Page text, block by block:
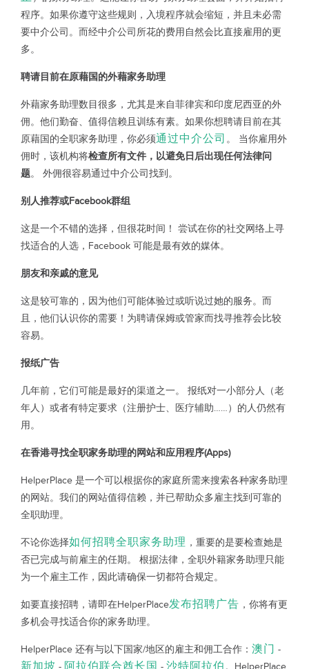
程序。如果你遵守这些规则，入境程序就会缩短，并且未必需
要中介公司。而经中介公司所花的费用自然会比直接雇用的更
多。
聘请目前在原藉国的外藉家务助理
外藉家务助理数目很多，尤其是来自菲律宾和印度尼西亚的外
佣。他们勤奋、值得信赖且训练有素。如果你想聘请目前在其
原藉国的全职家务助理，你必须通过中介公司 。 当你雇用外
佣时，该机构将检查所有文件，以避免日后出现任何法律问
题。 外佣很容易通过中介公司找到。
别人推荐或Facebook群组
这是一个不错的选择，但很花时间！ 尝试在你的社交网络上寻
找适合的人选，Facebook 可能是最有效的媒体。
朋友和亲戚的意见
这是较可靠的，因为他们可能体验过或听说过她的服务。而
且，他们认识你的需要！为聘请保姆或管家而找寻推荐会比较
容易。
报纸广告
几年前，它们可能是最好的渠道之一。 报纸对一小部分人（老
年人）或者有特定要求（注册护士、医疗辅助……）的人仍然有
用。
在香港寻找全职家务助理的网站和应用程序(Apps)
HelperPlace 是一个可以根据你的家庭所需来搜索各种家务助理
的网站。我们的网站值得信赖，并已帮助众多雇主找到可靠的
全职助理。
不论你选择如何招聘全职家务助理 ，重要的是要检查她是
否已完成与前雇主的任期。 根据法律，全职外籍家务助理只能
为一个雇主工作，因此请确保一切都符合规定。
如要直接招聘，请即在HelperPlace发布招聘广告 ，你将有更
多机会寻找适合你的家务助理。
HelperPlace 还有与以下国家/地区的雇主和佣工合作： 澳门 -
- -
。HelperPlace